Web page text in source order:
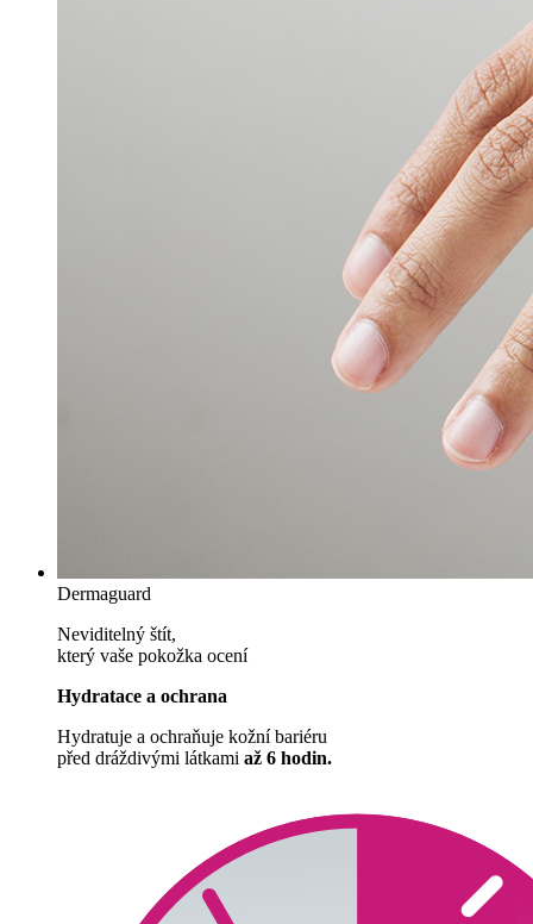
Dermaguard
Neviditelný štít,
který vaše pokožka ocení
Hydratace a ochrana
Hydratuje a ochraňuje kožní bariéru
před dráždivými látkami až 6 hodin.